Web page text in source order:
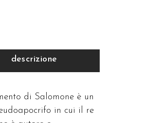
descrizione
di Salomone è un
in cui il re